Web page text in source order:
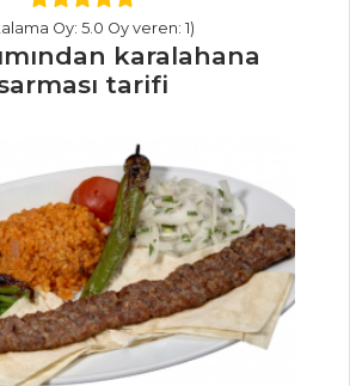
Oy: 5.0 Oy veren: 1)
karalahana
tarifi